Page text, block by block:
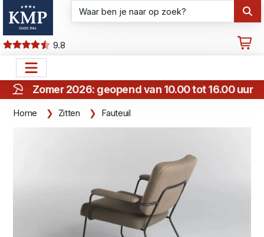
9.8
Zomer 2026: geopend van 10.00 tot 16.00 uur
Home Zitten Fauteuil